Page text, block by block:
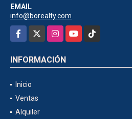
EMAIL
info@borealty.com
Facebook
InstagramYouTubeTikTok
INFORMACIÓN
Inicio
Ventas
Alquiler